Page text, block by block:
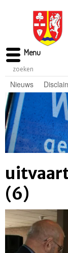
Nieuws
(6)
Menu